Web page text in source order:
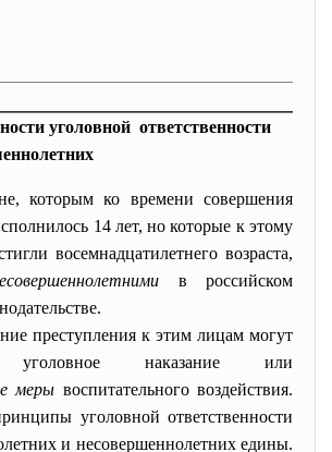
уголовной ответственности
ко времени совершения
14 лет, но которые к этому
восемнадцатилетнего возраста,
в российском
преступления к этим лицам могут
уголовное наказание или
меры воспитательного воздействия.
уголовной ответственности
и несовершеннолетних едины.